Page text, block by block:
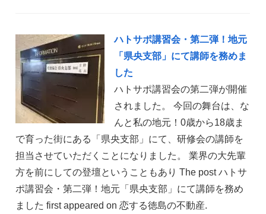
ハトサポ講習会・第二弾！地元
「県央支部」にて講師を務めま
した
ハトサポ講習会の第二弾が開催
されました。 今回の舞台は、な
んと私の地元！0歳から18歳ま
で育った街にある「県央支部」にて、研修会の講師を
担当させていただくことになりました。 業界の大先輩
方を前にしての登壇ということもあり The post ハトサ
ポ講習会・第二弾！地元「県央支部」にて講師を務め
ました first appeared on 恋する徳島の不動産.